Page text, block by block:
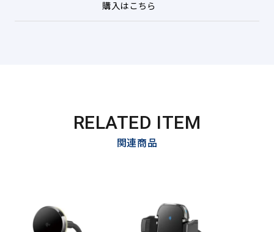
購入はこちら
RELATED ITEM
関連商品